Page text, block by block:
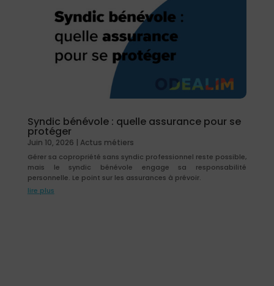
Syndic bénévole : quelle assurance pour se
protéger
Juin 10, 2026 | Actus métiers
Gérer sa copropriété sans syndic professionnel reste possible,
mais le syndic bénévole engage sa responsabilité
personnelle. Le point sur les assurances à prévoir.
lire plus